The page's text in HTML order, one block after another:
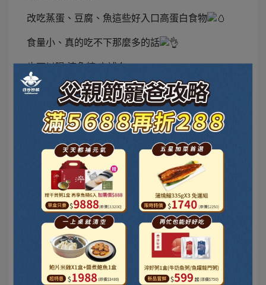
改吃蒸蛋、豆腐、魚這些好入口高蛋白食物
食量小、真的吃不下那麼多的話
也可以喝 淬魚精 來補充～
像是日芳淬魚精就很推薦唷
一包兩條虱目魚營養
但喝一包魚精就剛剛好~
【給阿公阿嫲的健康選擇-淬魚精2入體驗組】
超值優惠👉淬魚精15入